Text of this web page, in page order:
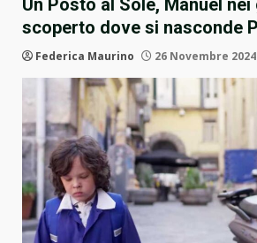
Un Posto al Sole, Manuel nei
scoperto dove si nasconde
Federica Maurino 26 Novembre 2024